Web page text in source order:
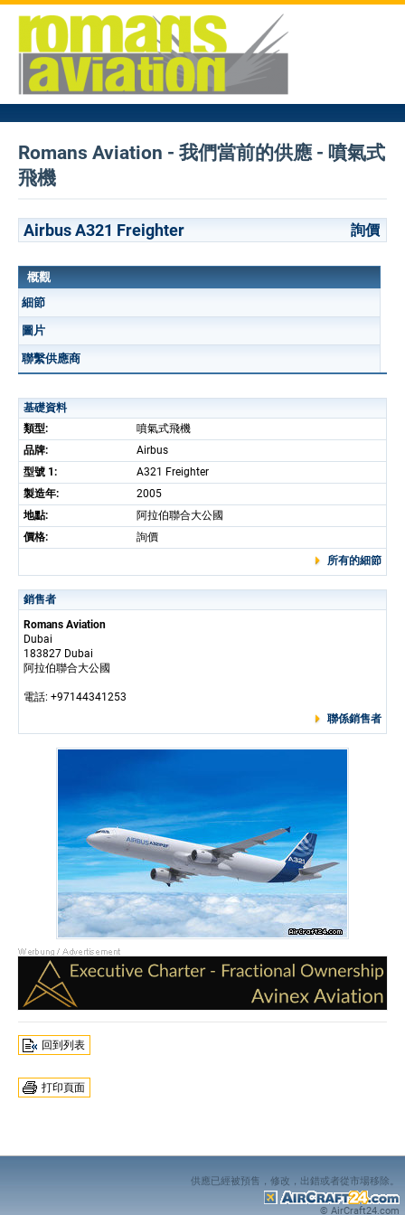
Romans Aviation - 我們當前的供應 - 噴氣式
飛機
Airbus A321 Freighter 詢價
概觀
細節
圖片
聯繫供應商
基礎資料
類型:
噴氣式飛機
品牌:
Airbus
型號 1:
A321 Freighter
製造年:
2005
地點:
阿拉伯聯合大公國
價格:
詢價
所有的細節
銷售者
Romans Aviation
Dubai
183827 Dubai
阿拉伯聯合大公國
電話: +97144341253
聯係銷售者
回到列表
打印頁面
供應已經被預售，修改，出錯或者從市場移除。
© AirCraft24.com